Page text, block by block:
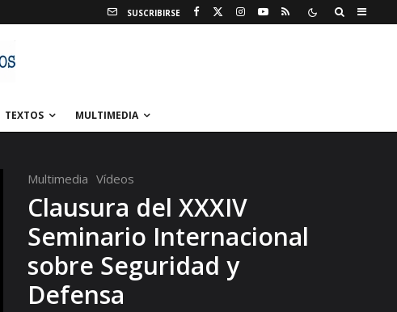
SUSCRIBIRSE
TEXTOS MULTIMEDIA
Multimedia Vídeos
Clausura del XXXIV
Seminario Internacional
sobre Seguridad y
Defensa